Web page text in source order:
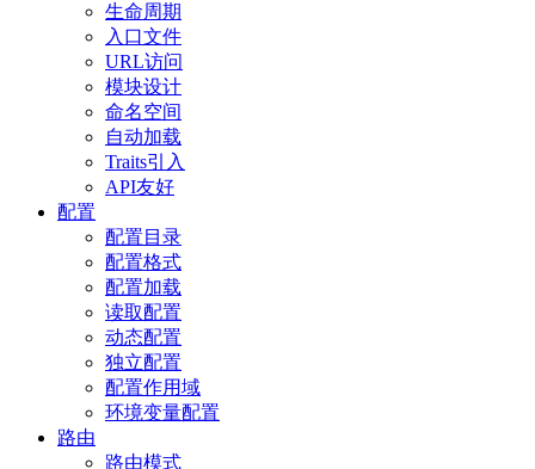
生命周期
入口文件
URL访问
模块设计
命名空间
自动加载
Traits引入
API友好
配置
配置目录
配置格式
配置加载
读取配置
动态配置
独立配置
配置作用域
环境变量配置
路由
路由模式